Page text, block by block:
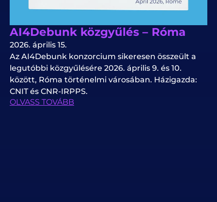
AI4Debunk közgyűlés – Róma
2026. április 15.
Az AI4Debunk konzorcium sikeresen összeült a
legutóbbi közgyűlésére 2026. április 9. és 10.
között, Róma történelmi városában. Házigazda:
CNIT és CNR-IRPPS.
OLVASS TOVÁBB